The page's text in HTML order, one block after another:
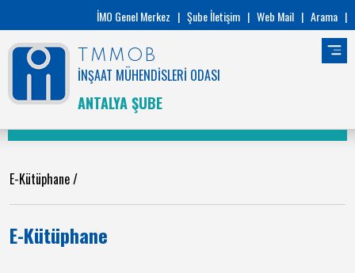
İMO Genel Merkez | Şube İletişim | Web Mail | Arama |
TMMOB
İNŞAAT MÜHENDİSLERİ ODASI
ANTALYA ŞUBE
E-Kütüphane/
E-Kütüphane